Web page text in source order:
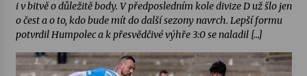
i v bitvě o důležitě body. V předposledním kole divize D už šlo jen
o čest a o to, kdo bude mít do další sezony navrch. Lepší formu
potvrdil Humpolec a k přesvědčivé výhře 3:0 se naladil […]